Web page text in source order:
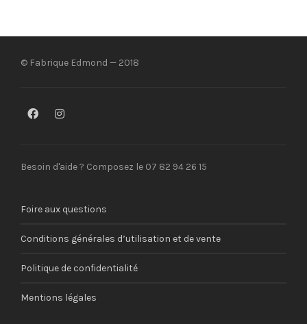
© Fabrique Edmond — 2018
Besoin d'aide ? Composez le 07 82 94 26 15
Foire aux questions
Conditions générales d’utilisation et de vente
Politique de confidentialité
Mentions légales